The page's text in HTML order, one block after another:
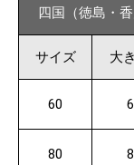
四国（徳島・
サイズ 大
60
80